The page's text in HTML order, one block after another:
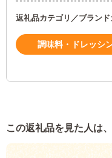
返礼品カテゴリ／ブランド
調味料・ドレッシ
この返礼品を見た人は